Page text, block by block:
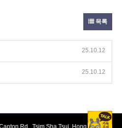
목록
25.10.12
25.10.12